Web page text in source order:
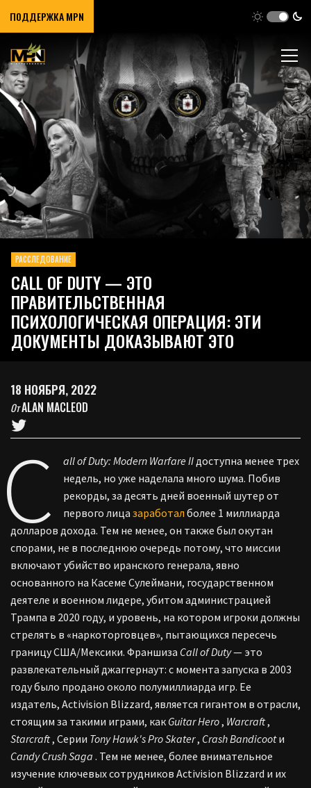
ПОДДЕРЖКА MPN
РАССЛЕДОВАНИЕ
CALL OF DUTY — ЭТО
ПРАВИТЕЛЬСТВЕННАЯ
ПСИХОЛОГИЧЕСКАЯ ОПЕРАЦИЯ: ЭТИ
ДОКУМЕНТЫ ДОКАЗЫВАЮТ ЭТО
18 НОЯБРЯ, 2022
ОтALAN MACLEOD
C all of Duty: Modern Warfare IIдоступна менее трех
недель, но уже наделала много шума. Побив
рекорды, за десять дней военный шутер от
первого лицазаработал более 1 миллиарда
долларов дохода. Тем не менее, он также был окутан
спорами, не в последнюю очередь потому, что миссии
включают убийство иранского генерала, явно
основанного на Касеме Сулеймани, государственном
деятеле и военном лидере, убитом администрацией
Трампа в 2020 году, и уровень, на котором игроки должны
стрелять в «наркоторговцев», пытающихся пересечь
границу США/Мексики. Франшиза Call of Duty— это
развлекательный джаггернаут: с момента запуска в 2003
году было продано около полумиллиарда игр. Ее
издатель, Activision Blizzard, является гигантом в отрасли,
стоящим за такими играми, как Guitar Hero, Warcraft,
Starcraft, Серии Tony Hawk's Pro Skater, Crash Bandicootи
Candy Crush Saga . Тем не менее, более внимательное
изучение ключевых сотрудников Activision Blizzard и их